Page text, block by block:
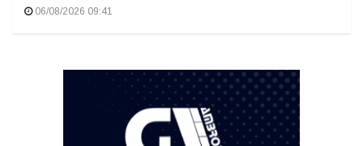
06/08/2026 09:41